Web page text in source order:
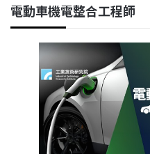
電動車機電整合工程師